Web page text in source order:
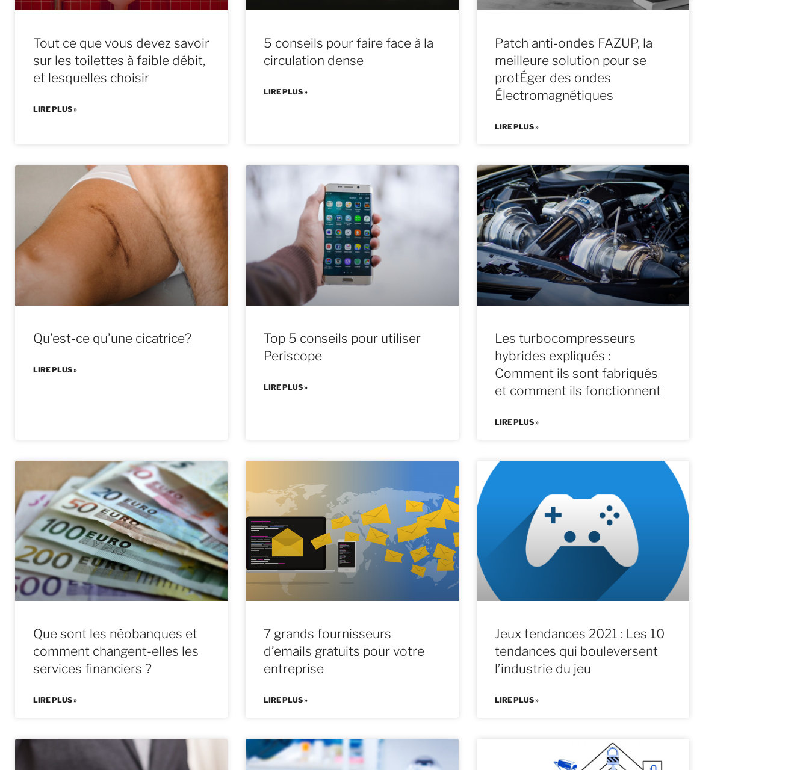
Tout ce que vous devez savoir
sur les toilettes à faible débit,
et lesquelles choisir
LIRE PLUS »
5 conseils pour faire face à la
circulation dense
LIRE PLUS »
Patch anti-ondes FAZUP, la
meilleure solution pour se
protÉger des ondes
Électromagnétiques
LIRE PLUS »
Qu’est-ce qu’une cicatrice?
LIRE PLUS »
Top 5 conseils pour utiliser
Periscope
LIRE PLUS »
Les turbocompresseurs
hybrides expliqués :
Comment ils sont fabriqués
et comment ils fonctionnent
LIRE PLUS »
Que sont les néobanques et
comment changent-elles les
services financiers ?
LIRE PLUS »
7 grands fournisseurs
d’emails gratuits pour votre
entreprise
LIRE PLUS »
Jeux tendances 2021 : Les 10
tendances qui bouleversent
l’industrie du jeu
LIRE PLUS »